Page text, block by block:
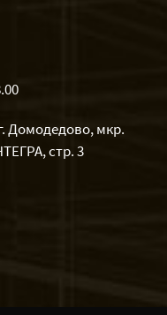
Домодедово, мкр.
стр. 3